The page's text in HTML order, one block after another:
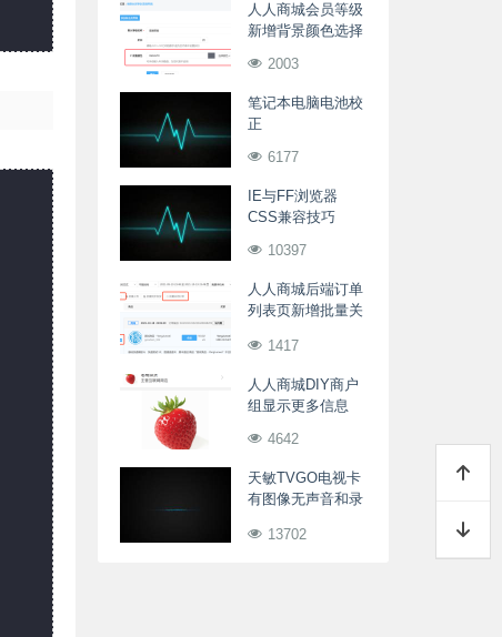
人人商城会员等级
新增背景颜色选择
2003
笔记本电脑电池校
正
6177
IE与FF浏览器
CSS兼容技巧
10397
人人商城后端订单
列表页新增批量关
1417
人人商城DIY商户
组显示更多信息
4642
天敏TVGO电视卡
有图像无声音和录
法 13702